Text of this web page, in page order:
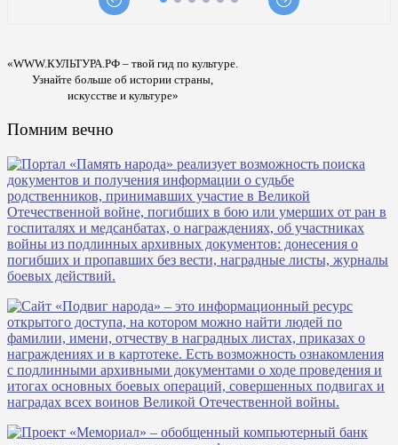
«WWW.КУЛЬТУРА.РФ – твой гид по культуре.
Узнайте больше об истории страны,
искусстве и культуре»
Помним вечно